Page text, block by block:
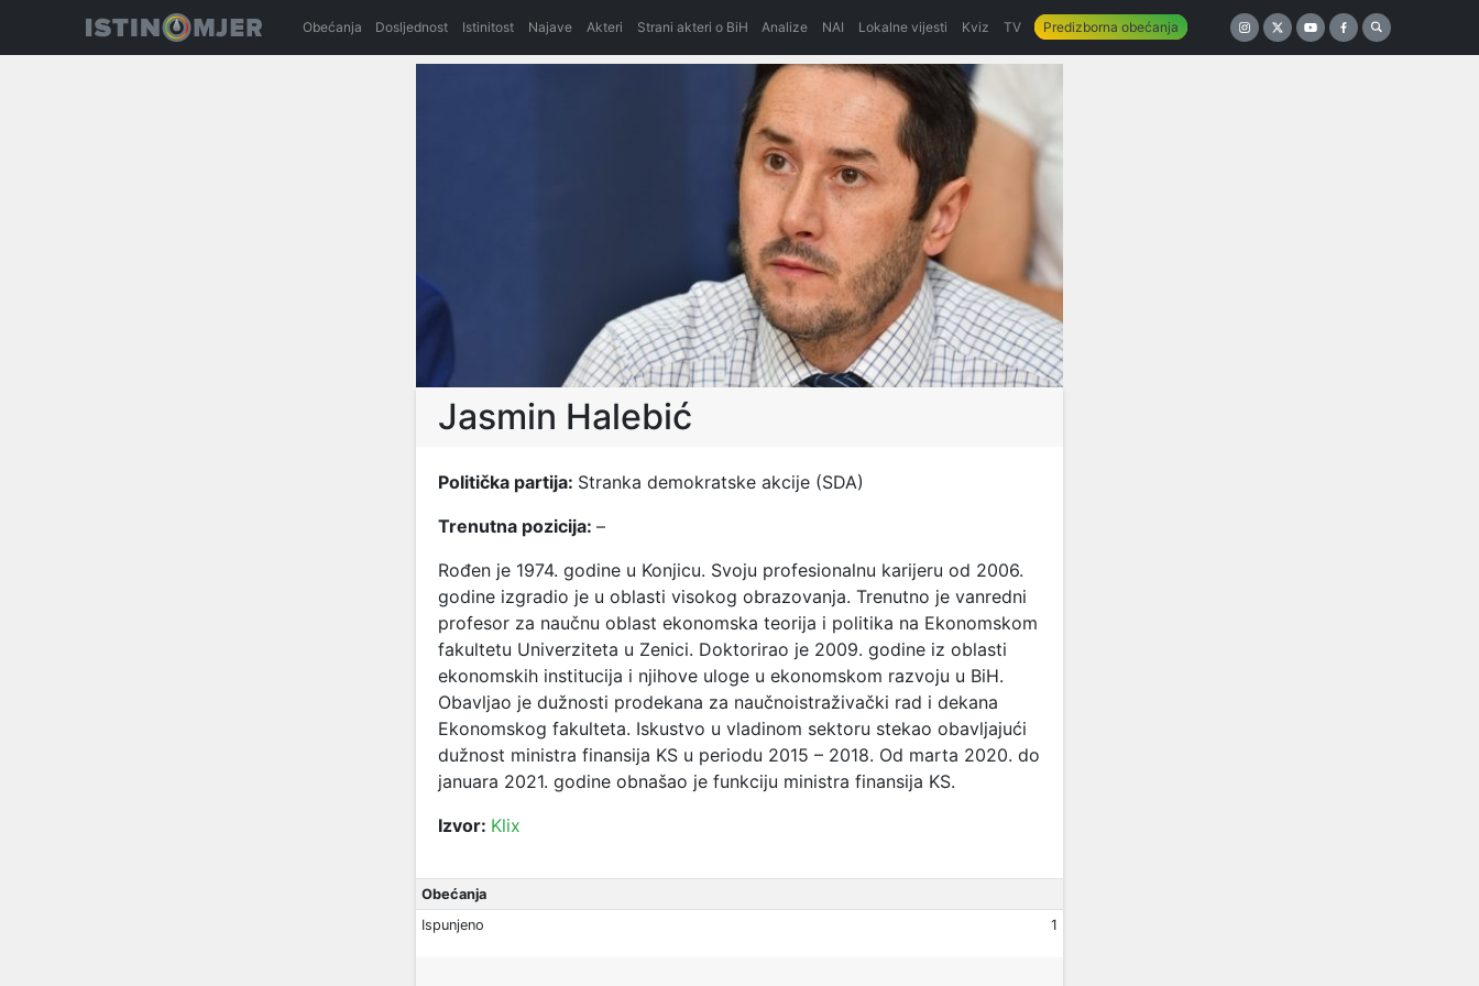
Obećanja Dosljednost Istinitost Najave Akteri Strani akteri o BiH Analize NAI Lokalne vijesti Kviz TV Predizborna obećanja
Jasmin Halebić
Politička partija: Stranka demokratske akcije (SDA)
Trenutna pozicija: –
Rođen je 1974. godine u Konjicu. Svoju profesionalnu karijeru od 2006.
godine izgradio je u oblasti visokog obrazovanja. Trenutno je vanredni
profesor za naučnu oblast ekonomska teorija i politika na Ekonomskom
fakultetu Univerziteta u Zenici. Doktorirao je 2009. godine iz oblasti
ekonomskih institucija i njihove uloge u ekonomskom razvoju u BiH.
Obavljao je dužnosti prodekana za naučnoistraživački rad i dekana
Ekonomskog fakulteta. Iskustvo u vladinom sektoru stekao obavljajući
dužnost ministra finansija KS u periodu 2015 – 2018. Od marta 2020. do
januara 2021. godine obnašao je funkciju ministra finansija KS.
Izvor: Klix
Obećanja
Ispunjeno
1